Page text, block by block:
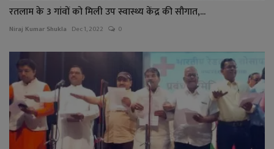
रतलाम के 3 गांवों को मिली उप स्वास्थ्य केंद्र की सौगात,...
Niraj Kumar Shukla Dec 1, 2022 0